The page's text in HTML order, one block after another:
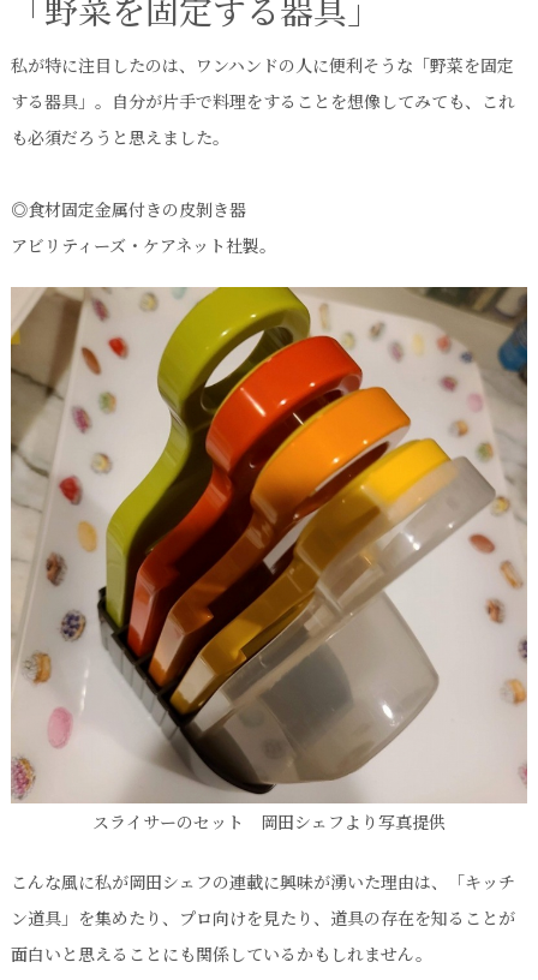
「野菜を固定する器具」
私が特に注目したのは、ワンハンドの人に便利そうな「野菜を固定
する器具」。自分が片手で料理をすることを想像してみても、これ
も必須だろうと思えました。
◎食材固定金属付きの皮剝き器
アビリティーズ・ケアネット社製。
スライサーのセット 岡田シェフより写真提供
こんな風に私が岡田シェフの連載に興味が湧いた理由は、「キッチ
ン道具」を集めたり、プロ向けを見たり、道具の存在を知ることが
面白いと思えることにも関係しているかもしれません。